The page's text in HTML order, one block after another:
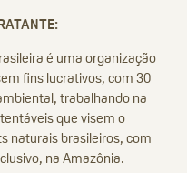
é uma organização
fins lucrativos, com 30
trabalhando na
que visem o
naturais brasileiros, com
na Amazônia.